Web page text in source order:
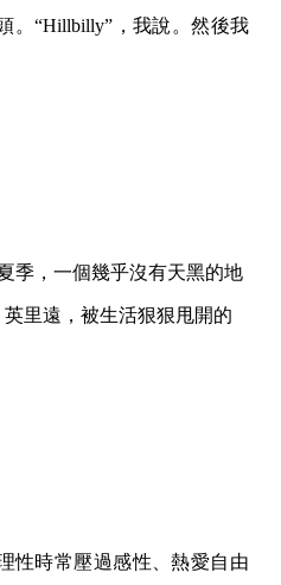
。“Hillbilly”，我說。然後我
季，一個幾乎沒有天黑的地
里遠，被生活狠狠甩開的
性時常壓過感性、熱愛自由